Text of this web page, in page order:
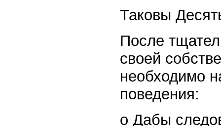
Таковы
После
своей
необходимо
поведения:
o Дабы